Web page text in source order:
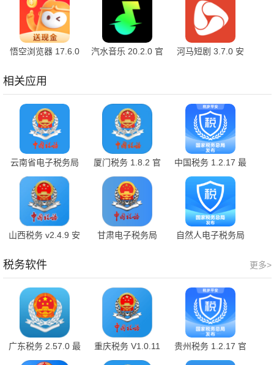
悟空浏览器 17.6.0
汽水音乐 20.2.0 官
河马短剧 3.7.0 安
相关应用
云南省电子税务局
v3.8.8 官方版
厦门税务 1.8.2 官
方版
中国税务 1.2.17 最
新版
山西税务 v2.4.9 安
甘肃电子税务局
自然人电子税务局
更多>
税务软件
广东税务 2.57.0 最
新版
重庆税务 V1.0.11
手机版
贵州税务 1.2.17 官
方版